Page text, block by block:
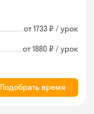
от 1733 ₽ / урок
от 1880 ₽ / урок
Подобрать время